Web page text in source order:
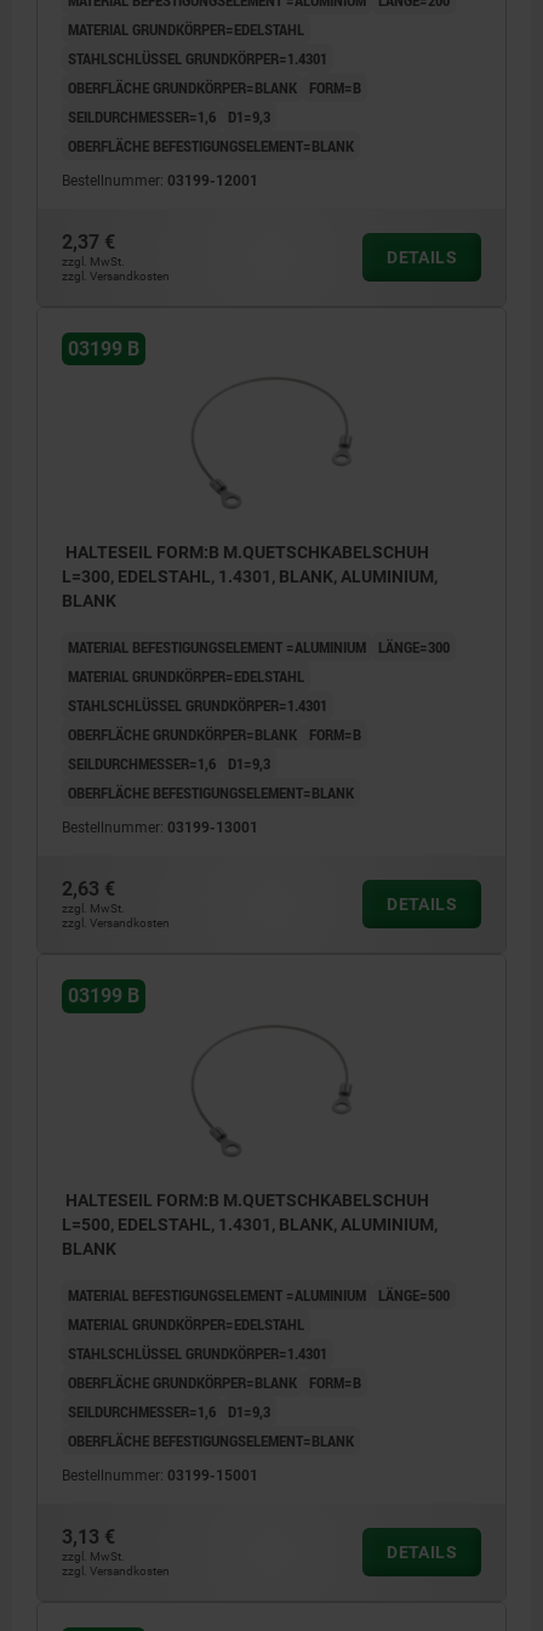
MATERIAL GRUNDKÖRPER=EDELSTAHL
STAHLSCHLÜSSEL GRUNDKÖRPER=1.4301
OBERFLÄCHE GRUNDKÖRPER=BLANK
FORM=B
SEILDURCHMESSER=1,6
D1=9,3
OBERFLÄCHE BEFESTIGUNGSELEMENT=BLANK
Bestellnummer: 03199-12001
2,37 €
zzgl. MwSt.
zzgl. Versandkosten
DETAILS
03199 B
HALTESEIL FORM:B M.QUETSCHKABELSCHUH
L=300, EDELSTAHL, 1.4301, BLANK, ALUMINIUM,
BLANK
MATERIAL BEFESTIGUNGSELEMENT =ALUMINIUM
LÄNGE=300
MATERIAL GRUNDKÖRPER=EDELSTAHL
STAHLSCHLÜSSEL GRUNDKÖRPER=1.4301
OBERFLÄCHE GRUNDKÖRPER=BLANK
FORM=B
SEILDURCHMESSER=1,6
D1=9,3
OBERFLÄCHE BEFESTIGUNGSELEMENT=BLANK
Bestellnummer: 03199-13001
2,63 €
zzgl. MwSt.
zzgl. Versandkosten
DETAILS
03199 B
HALTESEIL FORM:B M.QUETSCHKABELSCHUH
L=500, EDELSTAHL, 1.4301, BLANK, ALUMINIUM,
BLANK
MATERIAL BEFESTIGUNGSELEMENT =ALUMINIUM
LÄNGE=500
MATERIAL GRUNDKÖRPER=EDELSTAHL
STAHLSCHLÜSSEL GRUNDKÖRPER=1.4301
OBERFLÄCHE GRUNDKÖRPER=BLANK
FORM=B
SEILDURCHMESSER=1,6
D1=9,3
OBERFLÄCHE BEFESTIGUNGSELEMENT=BLANK
Bestellnummer: 03199-15001
3,13 €
zzgl. MwSt.
zzgl. Versandkosten
DETAILS